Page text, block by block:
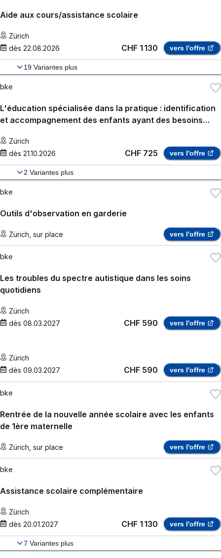
Aide aux cours/assistance scolaire
Zürich
dès 22.08.2026 CHF 1 130 vers l'offre
19 Variantes plus
bke
L'éducation spécialisée dans la pratique : identification
et accompagnement des enfants ayant des besoins
Zürich
dès 21.10.2026 CHF 725 vers l'offre
2 Variantes plus
bke
Outils d'observation en garderie
Zürich sur place vers l'offre
bke
Les troubles du spectre autistique dans les soins
quotidiens
Zürich
dès 08.03.2027 CHF 590 vers l'offre
Zürich
dès 09.03.2027 CHF 590 vers l'offre
bke
Rentrée de la nouvelle année scolaire avec les enfants
de 1ère maternelle
Zürich sur place vers l'offre
bke
Assistance scolaire complémentaire
Zürich
dès 20.01.2027 CHF 1 130 vers l'offre
7 Variantes plus